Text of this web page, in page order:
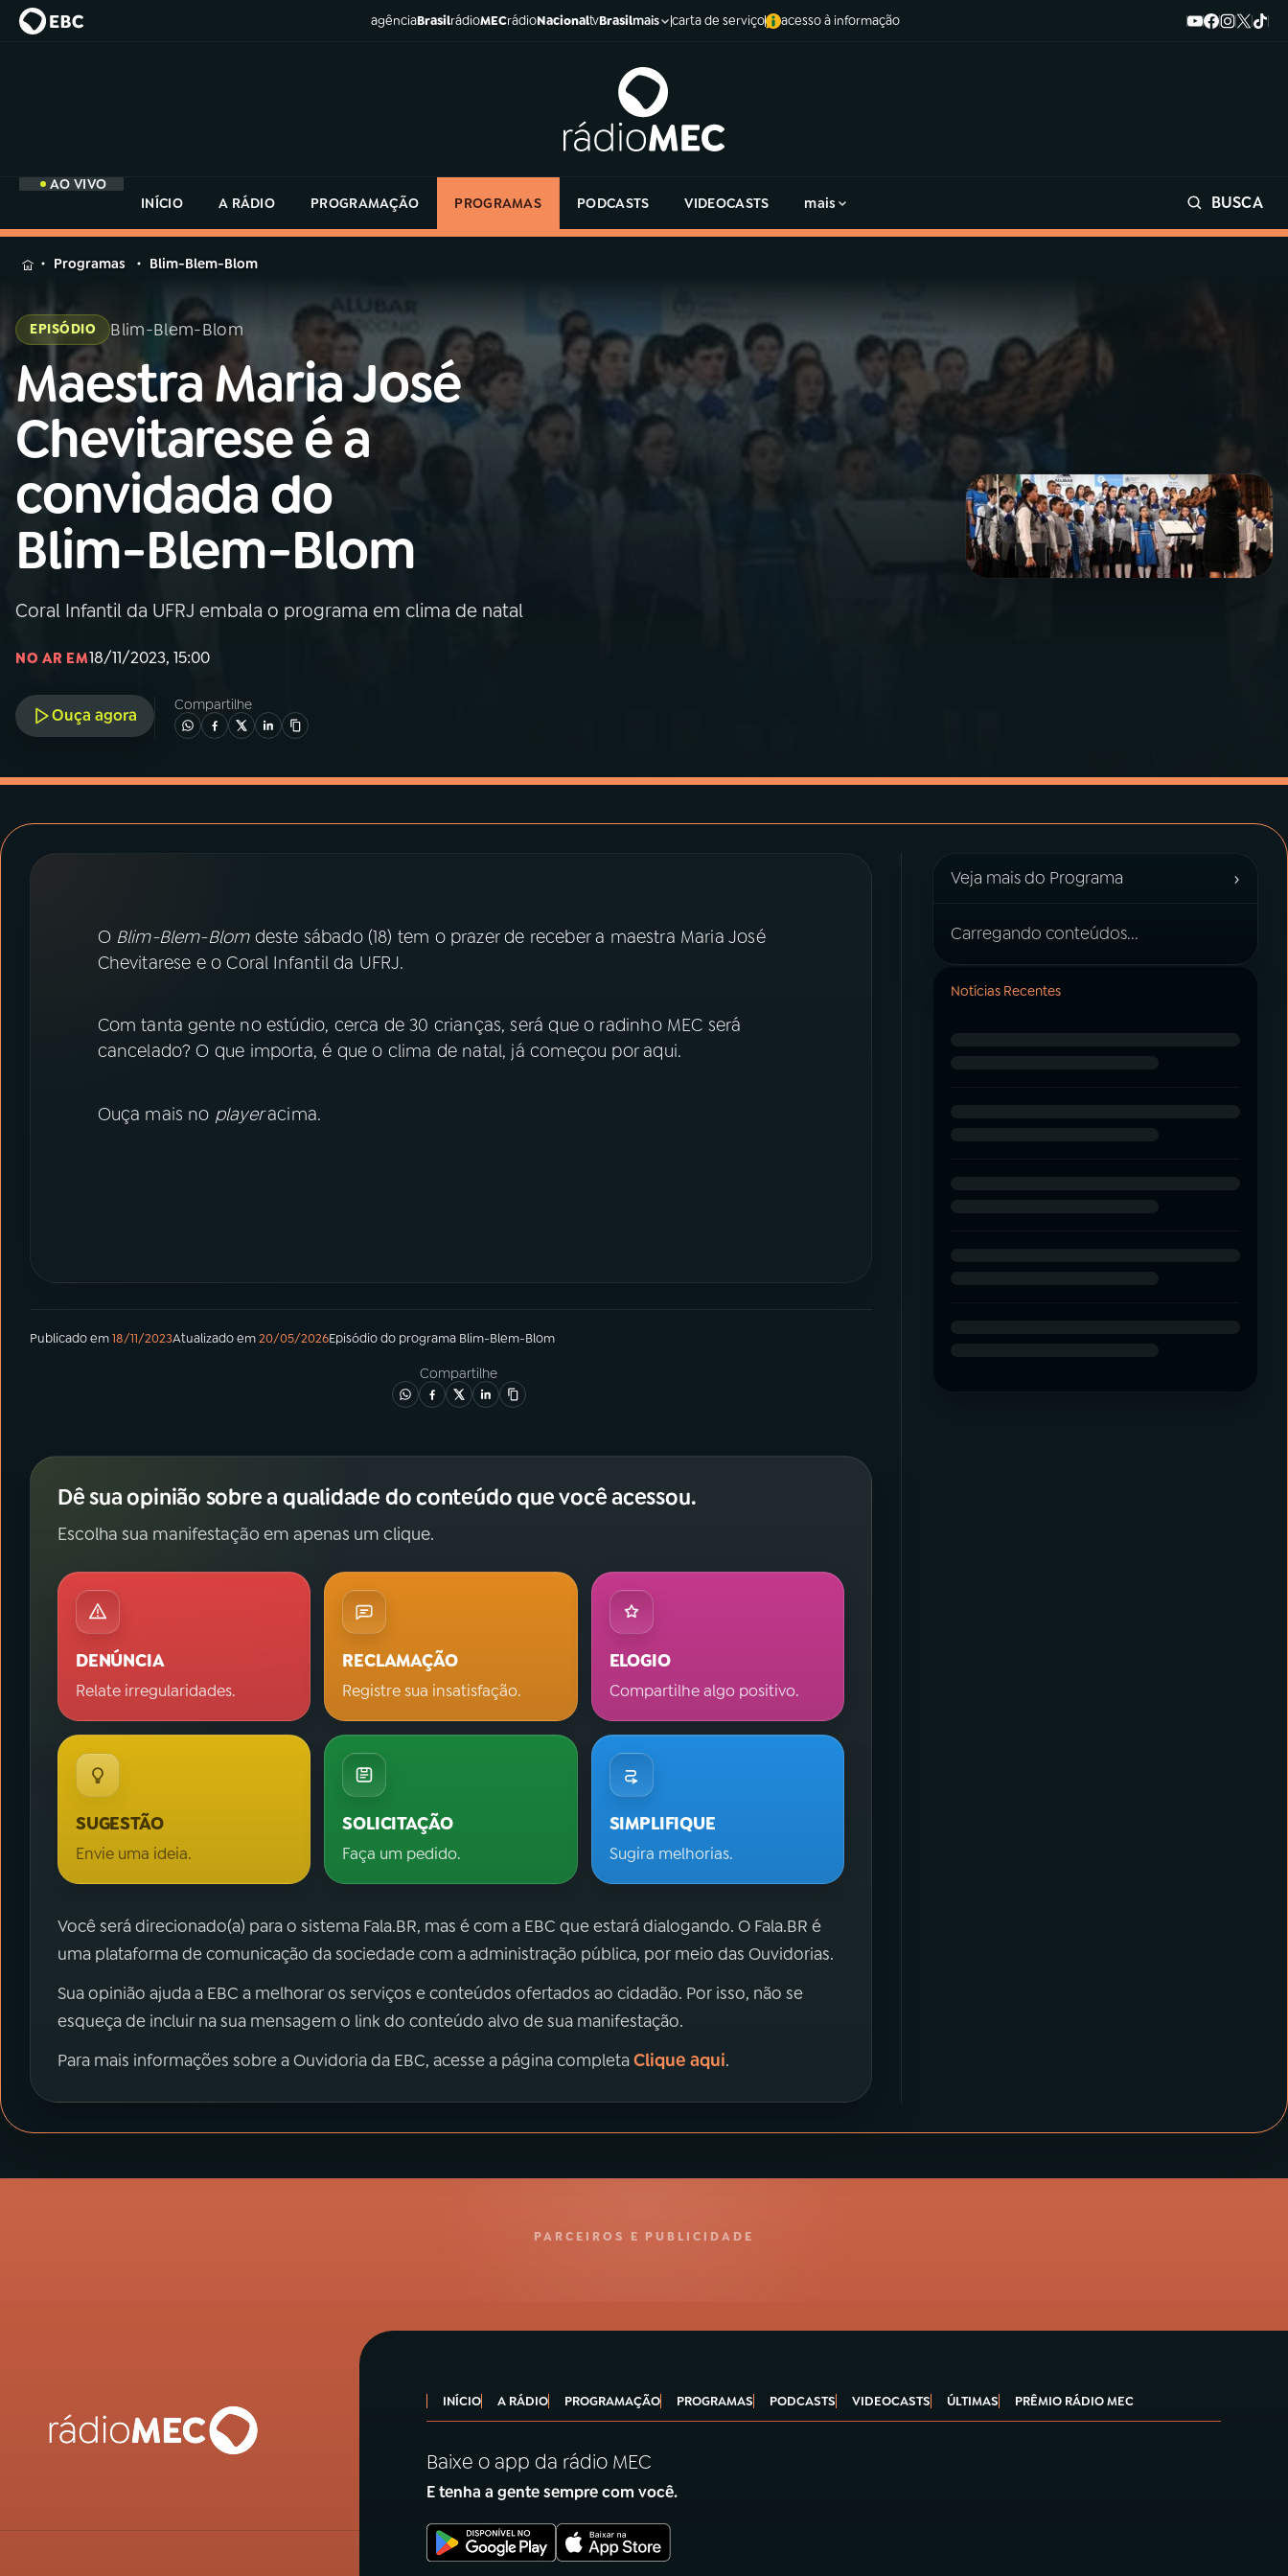
agênciaBrasilrádioMECrádioNacionaltvBrasilmais carta de serviço acesso à informação
AO VIVO
INÍCIO
A RÁDIO PROGRAMAÇÃO PROGRAMAS PODCASTS VIDEOCASTS mais BUSCA
MENU
Buscar
na
Rádio
MEC
Buscar
AO VIVO
01 INÍCIO
02 A RÁDIO
03PROGRAMAÇÃO
05PODCASTS
PRÊMIO RÁDIO MEC
YouTube Facebook
na
Rádio
Programas Blim-Blem-Blom
EPISÓDIO Blim-Blem-Blom
Maestra Maria José
Chevitarese é a
convidada do
Blim-Blem-Blom
Coral Infantil da UFRJ embala o programa em clima de natal
NO AR EM18/11/2023, 15:00
Ouça agora
Compartilhe
O Blim-Blem-Blomdeste sábado (18) tem o prazer de receber a maestra Maria José
Chevitarese e o Coral Infantil da UFRJ.
Com tanta gente no estúdio, cerca de 30 crianças, será que o radinho MEC será
cancelado? O que importa, é que o clima de natal, já começou por aqui.
Ouça mais no playeracima.
Publicado em18/11/2023Atualizado em20/05/2026Episódiodo programa Blim-Blem-Blom
Compartilhe
Dê sua opinião sobre a qualidade do conteúdo que você acessou.
Escolha sua manifestação em apenas um clique.
DENÚNCIA
Relate irregularidades.
RECLAMAÇÃO
Registre sua insatisfação.
ELOGIO
Compartilhe algo positivo.
SUGESTÃO
Envie uma ideia.
SOLICITAÇÃO
Faça um pedido.
SIMPLIFIQUE
Sugira melhorias.
Você será direcionado(a) para o sistema Fala.BR, mas é com a EBC que estará dialogando. O Fala.BR é
uma plataforma de comunicação da sociedade com a administração pública, por meio das Ouvidorias.
Sua opinião ajuda a EBC a melhorar os serviços e conteúdos ofertados ao cidadão. Por isso, não se
esqueça de incluir na sua mensagem o link do conteúdo alvo de sua manifestação.
Para mais informações sobre a Ouvidoria da EBC, acesse a página completaClique aqui.
Veja mais do Programa ›
Carregando conteúdos...
Notícias Recentes
PARCEIROS E PUBLICIDADE
INÍCIO A RÁDIO PROGRAMAÇÃO PROGRAMAS PODCASTS VIDEOCASTS ÚLTIMAS PRÊMIO RÁDIO MEC
Baixe o app da rádio MEC
E tenha a gente sempre com você.